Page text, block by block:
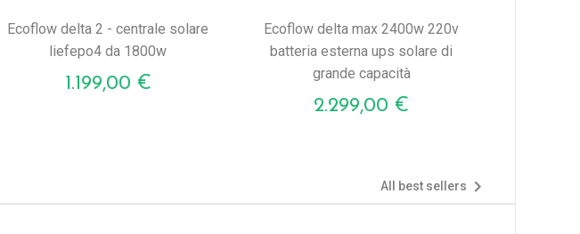
ecoflow delta 2 - centrale solare
liefepo4 da 1800w
Prezzo
1.199,00 €
ecoflow delta max 2400w 220v
batteria esterna ups solare di
grande capacità
Prezzo
2.299,00 €
All best sellers 